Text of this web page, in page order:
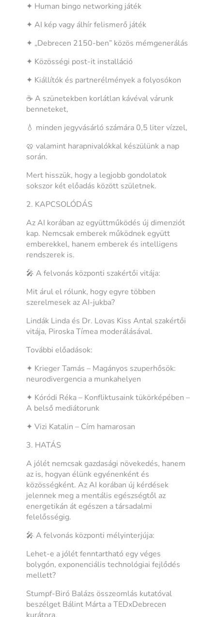
✦ Human bingo networking játék
✦ AI kép vagy álhír felismerő játék
✦ „Debrecen 2150-ben” közös mémgenerálás
✦ Közösségi post-it installáció
✦ Kiállítók és partnerélmények a folyosókon
☕ A szünetekben korlátlan kávéval várunk
benneteket,
💧 minden jegyvásárló számára 0,5 liter vízzel,
🥨 valamint harapnivalókkal készülünk a nap
során.
Mert hisszük, hogy a legjobb gondolatok
sokszor két előadás között születnek.
2. KAPCSOLÓDÁS
Az AI korában az együttműködés új dimenziót
kap. Nemcsak emberek működnek együtt
emberekkel, hanem emberek és intelligens
rendszerek is.
🎤 A felvonás központi szakértői vitája:
Mit árul el rólunk, hogy egyre többen
szerelmesek az AI-jukba?
Lindák Linda és Dr. Lovas Kiss Antal szakértői
vitája, Piroska Tímea moderálásával.
További előadások:
✦ Krieger Tamás – Magányos szuperhősök:
neurodivergencia a munkahelyen
✦ Kóródi Réka – Konfliktusaink tükörképében –
A belső mediátorunk
✦ Vizi Katalin – Cím hamarosan
3. HATÁS
A jólét nemcsak gazdasági növekedés, hanem
az is, hogyan élünk egyénenként és
közösségként. Az AI korában új kérdések
jelennek meg a mentális egészségtől az
energetikán át egészen a társadalmi
felelősségig.
🎤 A felvonás központi mélyinterjúja:
Lehet-e a jólét fenntartható egy véges
bolygón, exponenciális technológiai fejlődés
mellett?
Stumpf-Biró Balázs összeomlás kutatóval
beszélget Bálint Márta a TEDxDebrecen